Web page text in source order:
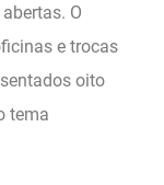
O
e trocas
oito
tema